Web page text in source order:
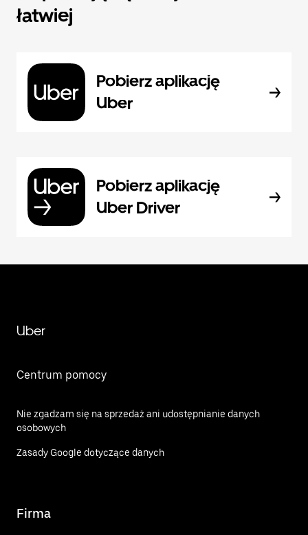
łatwiej
Pobierz aplikację
Uber
Pobierz aplikację
Uber Driver
Uber
Centrum pomocy
Nie zgadzam się na sprzedaż ani udostępnianie danych
osobowych
Zasady Google dotyczące danych
Firma